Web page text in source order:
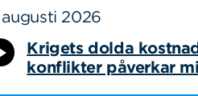
2026
Krigets dolda
konflikter påverkar